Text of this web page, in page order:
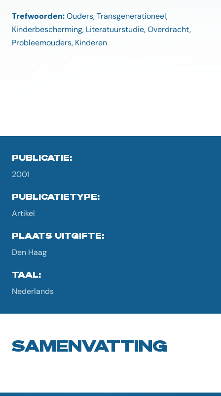
Trefwoorden:Ouders, Transgenerationeel,
Kinderbescherming, Literatuurstudie, Overdracht,
Probleemouders, Kinderen
PUBLICATIE:
2001
PUBLICATIETYPE:
Artikel
PLAATS UITGIFTE:
Den Haag
TAAL:
Nederlands
SAMENVATTING